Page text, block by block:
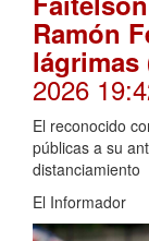
Ramón
lágrimas
2026
El reconocido
públicas a su
distanciamiento
El Informador